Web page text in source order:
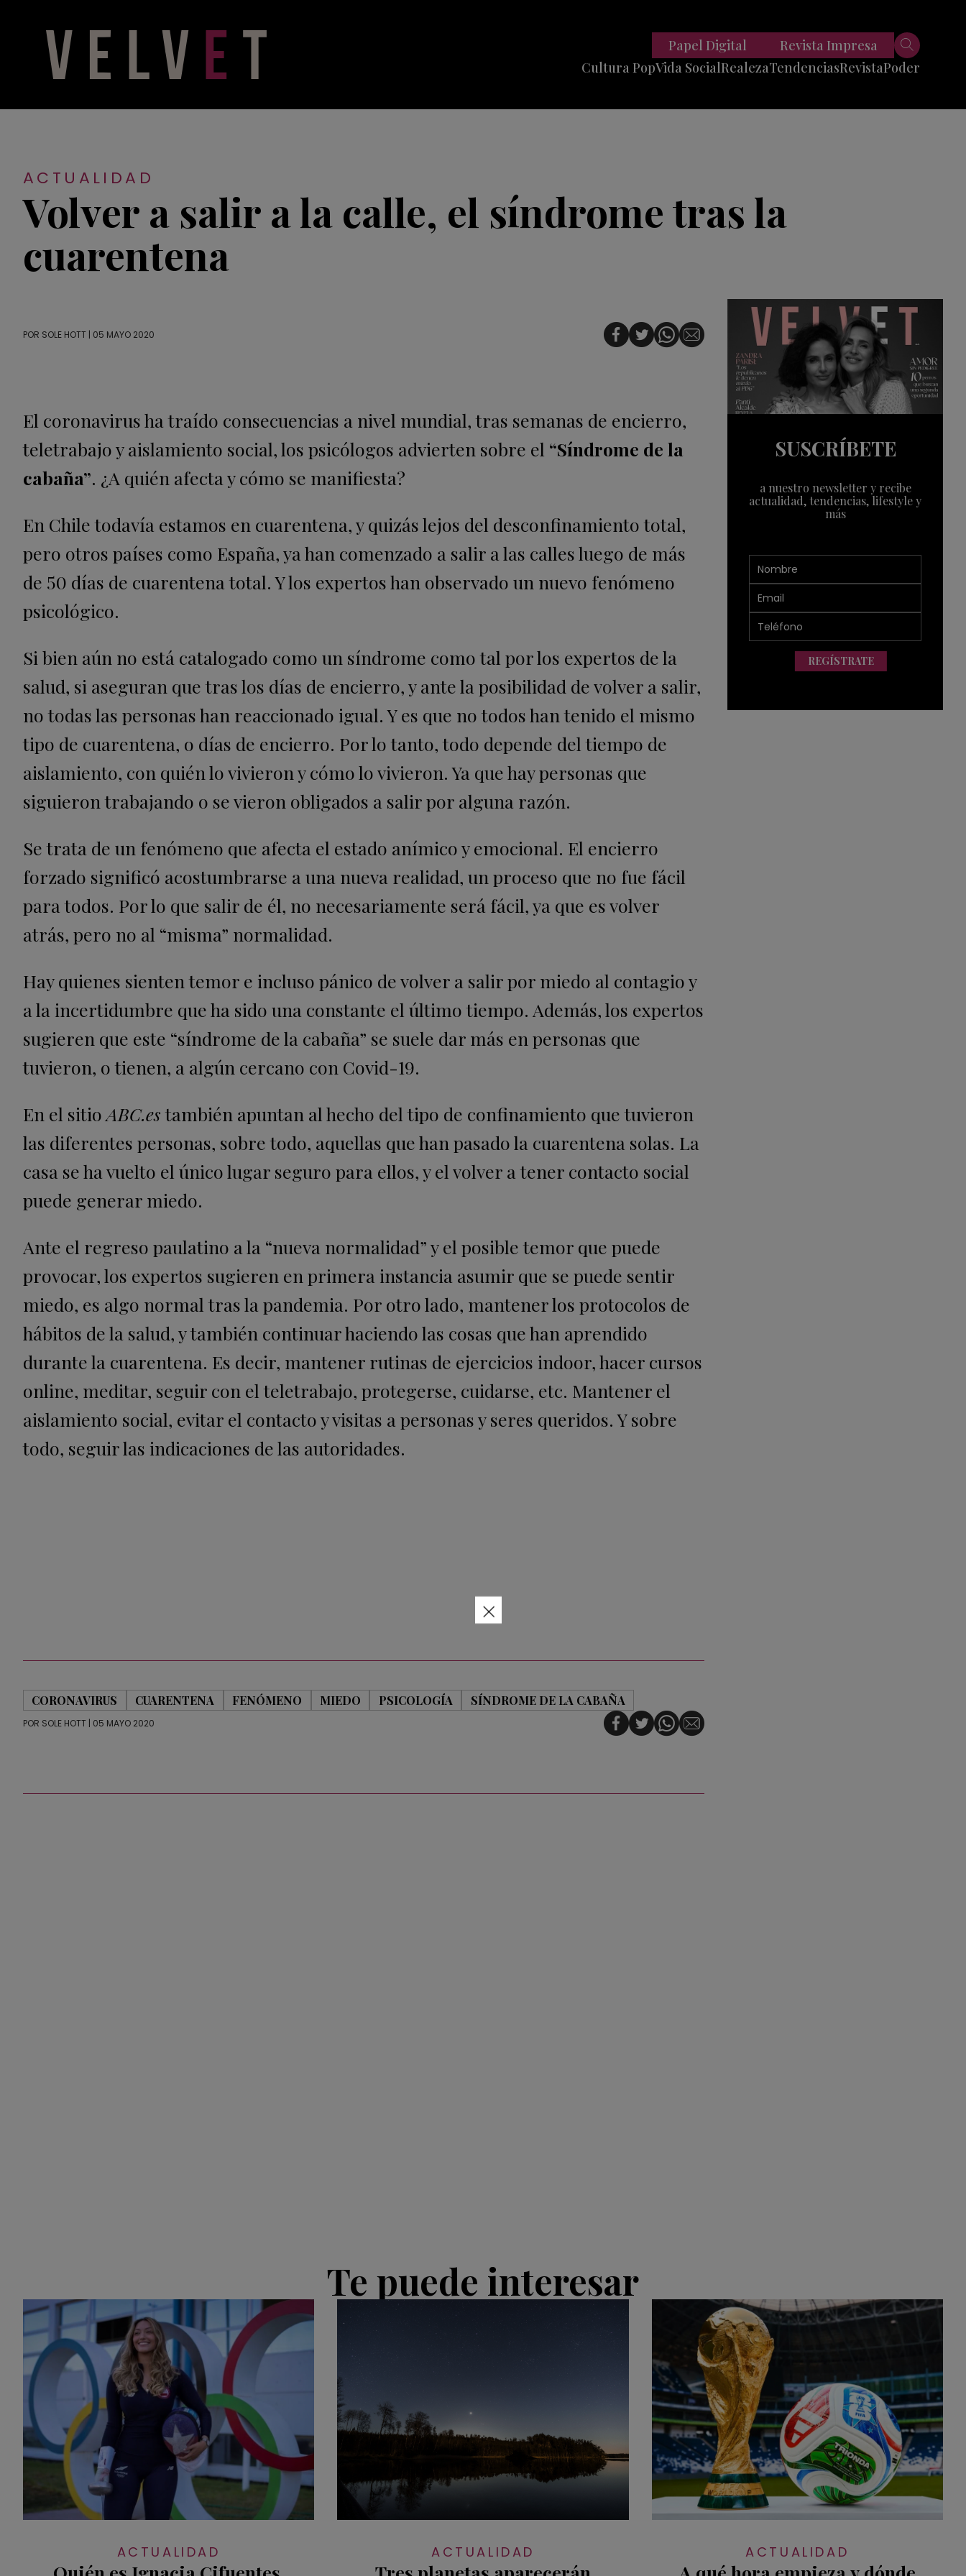
Cultura PopVida SocialRealezaTendencias
Viajes
Tech
RevistaPoder
Papel Digital Revista Impresa
ACTUALIDAD
Volver a salir a la calle, el síndrome tras la
cuarentena
POR SOLE HOTT | 05 MAYO 2020
El coronavirus ha traído consecuencias a nivel mundial, tras semanas de encierro,
teletrabajo y aislamiento social, los psicólogos advierten sobre el “Síndrome de la
cabaña”. ¿A quién afecta y cómo se manifiesta?
En Chile todavía estamos en cuarentena, y quizás lejos del desconfinamiento total,
pero otros países como España, ya han comenzado a salir a las calles luego de más
de 50 días de cuarentena total. Y los expertos han observado un nuevo fenómeno
psicológico.
Si bien aún no está catalogado como un síndrome como tal por los expertos de la
salud, si aseguran que tras los días de encierro, y ante la posibilidad de volver a salir,
no todas las personas han reaccionado igual. Y es que no todos han tenido el mismo
tipo de cuarentena, o días de encierro. Por lo tanto, todo depende del tiempo de
aislamiento, con quién lo vivieron y cómo lo vivieron. Ya que hay personas que
siguieron trabajando o se vieron obligados a salir por alguna razón.
Se trata de un fenómeno que afecta el estado anímico y emocional. El encierro
forzado significó acostumbrarse a una nueva realidad, un proceso que no fue fácil
para todos. Por lo que salir de él, no necesariamente será fácil, ya que es volver
atrás, pero no al “misma” normalidad.
Hay quienes sienten temor e incluso pánico de volver a salir por miedo al contagio y
a la incertidumbre que ha sido una constante el último tiempo. Además, los expertos
sugieren que este “síndrome de la cabaña” se suele dar más en personas que
tuvieron, o tienen, a algún cercano con Covid-19.
En el sitioABC.estambién apuntan al hecho del tipo de confinamiento que tuvieron
las diferentes personas, sobre todo, aquellas que han pasado la cuarentena solas. La
casa se ha vuelto el único lugar seguro para ellos, y el volver a tener contacto social
puede generar miedo.
Ante el regreso paulatino a la “nueva normalidad” y el posible temor que puede
provocar, los expertos sugieren en primera instancia asumir que se puede sentir
miedo, es algo normal tras la pandemia. Por otro lado, mantener los protocolos de
hábitos de la salud, y también continuar haciendo las cosas que han aprendido
durante la cuarentena. Es decir, mantener rutinas de ejercicios indoor, hacer cursos
online, meditar, seguir con el teletrabajo, protegerse, cuidarse, etc. Mantener el
aislamiento social, evitar el contacto y visitas a personas y seres queridos. Y sobre
todo, seguir las indicaciones de las autoridades.
CORONAVIRUS CUARENTENA FENÓMENO MIEDO PSICOLOGÍA SÍNDROME DE LA CABAÑA
POR SOLE HOTT | 05 MAYO 2020
SUSCRÍBETE
a nuestro newsletter y recibe
actualidad, tendencias, lifestyle y
más
REGÍSTRATE
Te puede interesar
ACTUALIDAD ACTUALIDAD ACTUALIDAD
×